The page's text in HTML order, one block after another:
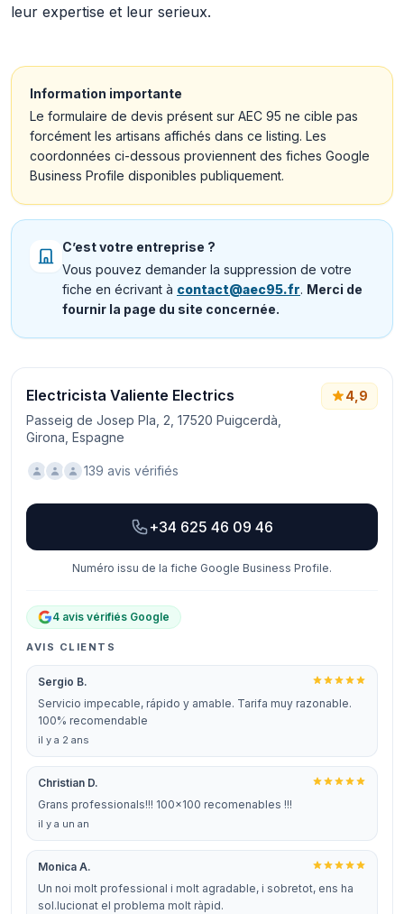
leur expertise et leur serieux.
Information importante
Le formulaire de devis présent sur AEC 95 ne cible pas
forcément les artisans affichés dans ce listing. Les
coordonnées ci-dessous proviennent des fiches Google
Business Profile disponibles publiquement.
C’est votre entreprise ?
Vous pouvez demander la suppression de votre
fiche en écrivant à contact@aec95.fr. Merci de
fournir la page du site concernée.
Electricista Valiente Electrics
Passeig de Josep Pla, 2, 17520 Puigcerdà,
Girona, Espagne
4,9
139 avis vérifiés
+34 625 46 09 46
Numéro issu de la fiche Google Business Profile.
4 avis vérifiés Google
AVIS CLIENTS
Sergio B.
Servicio impecable, rápido y amable. Tarifa muy razonable.
100% recomendable
il y a 2 ans
Christian D.
Grans professionals!!! 100x100 recomenables !!!
il y a un an
Monica A.
Un noi molt professional i molt agradable, i sobretot, ens ha
sol.lucionat el problema molt ràpid.